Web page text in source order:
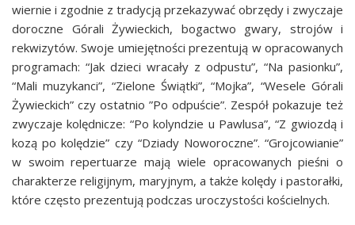
wiernie i zgodnie z tradycją przekazywać obrzędy i zwyczaje
doroczne Górali Żywieckich, bogactwo gwary, strojów i
rekwizytów. Swoje umiejętności prezentują w opracowanych
programach: “Jak dzieci wracały z odpustu”, “Na pasionku”,
“Mali muzykanci”, “Zielone Świątki”, “Mojka”, “Wesele Górali
Żywieckich” czy ostatnio ”Po odpuście”. Zespół pokazuje też
zwyczaje kolędnicze: “Po kolyndzie u Pawlusa”, “Z gwiozdą i
kozą po kolędzie” czy “Dziady Noworoczne”. “Grojcowianie”
w swoim repertuarze mają wiele opracowanych pieśni o
charakterze religijnym, maryjnym, a także kolędy i pastorałki,
które często prezentują podczas uroczystości kościelnych.